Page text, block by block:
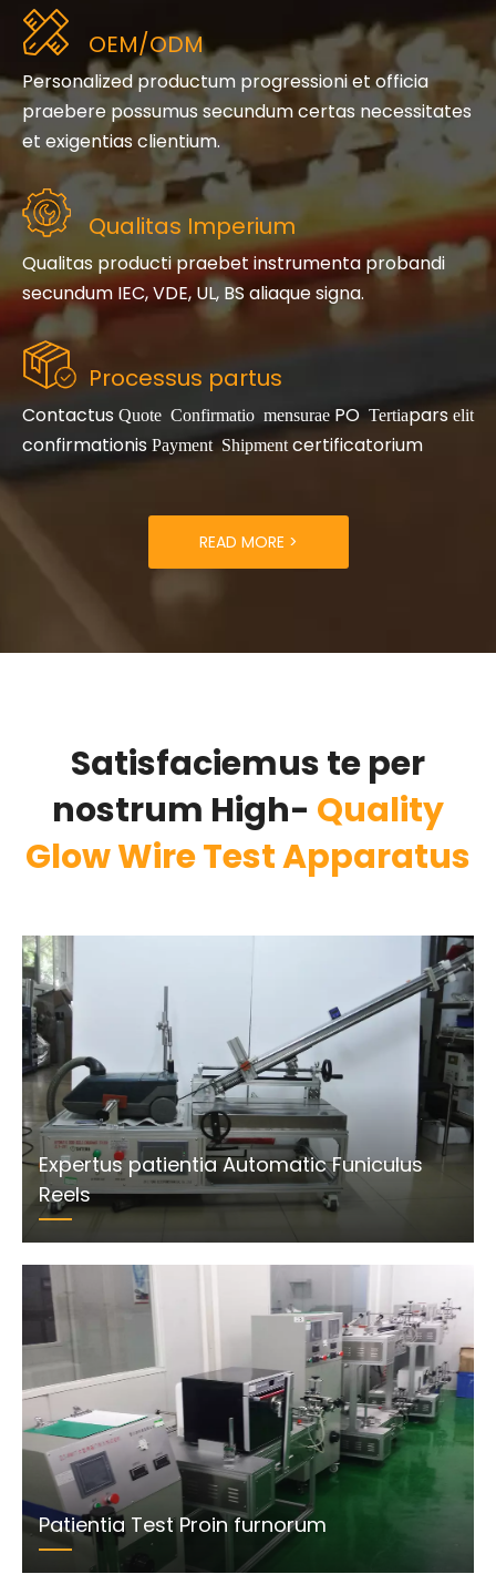
OEM/ODM
Personalized productum progressioni et officia
praebere possumus secundum certas necessitates
et exigentias clientium.
Qualitas Imperium
Qualitas producti praebet instrumenta probandi
secundum IEC, VDE, UL, BS aliaque signa.
Processus partus
Contactus Quote Confirmatio mensurae PO Tertiapars elit
confirmationis Payment​ Shipmentcertificatorium
READ MORE >
Satisfaciemus te per
nostrum High- Quality
Glow Wire Test Apparatus
Expertus patientia Automatic Funiculus
Reels
Patientia Test Proin furnorum